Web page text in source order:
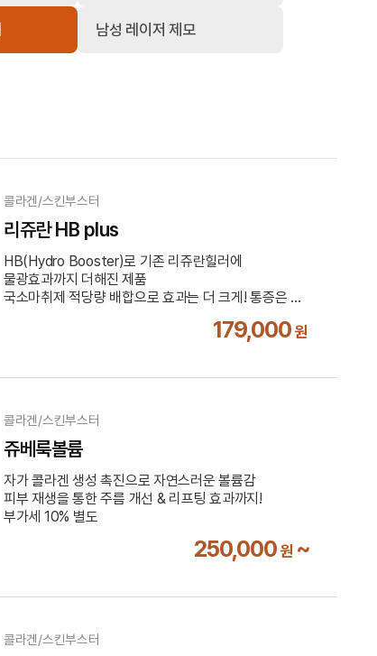
남성 레이저 제모
콜라겐/스킨부스터
리쥬란 HB plus
HB(Hydro Booster)로 기존 리쥬란힐러에
물광효과까지 더해진 제품
국소마취제 적당량 배합으로 효과는 더 크게! 통증은 더
179,000 원
콜라겐/스킨부스터
쥬베룩볼륨
자가 콜라겐 생성 촉진으로 자연스러운 볼륨감
피부 재생을 통한 주름 개선 & 리프팅 효과까지!
부가세 10% 별도
250,000 원 ~
콜라겐/스킨부스터